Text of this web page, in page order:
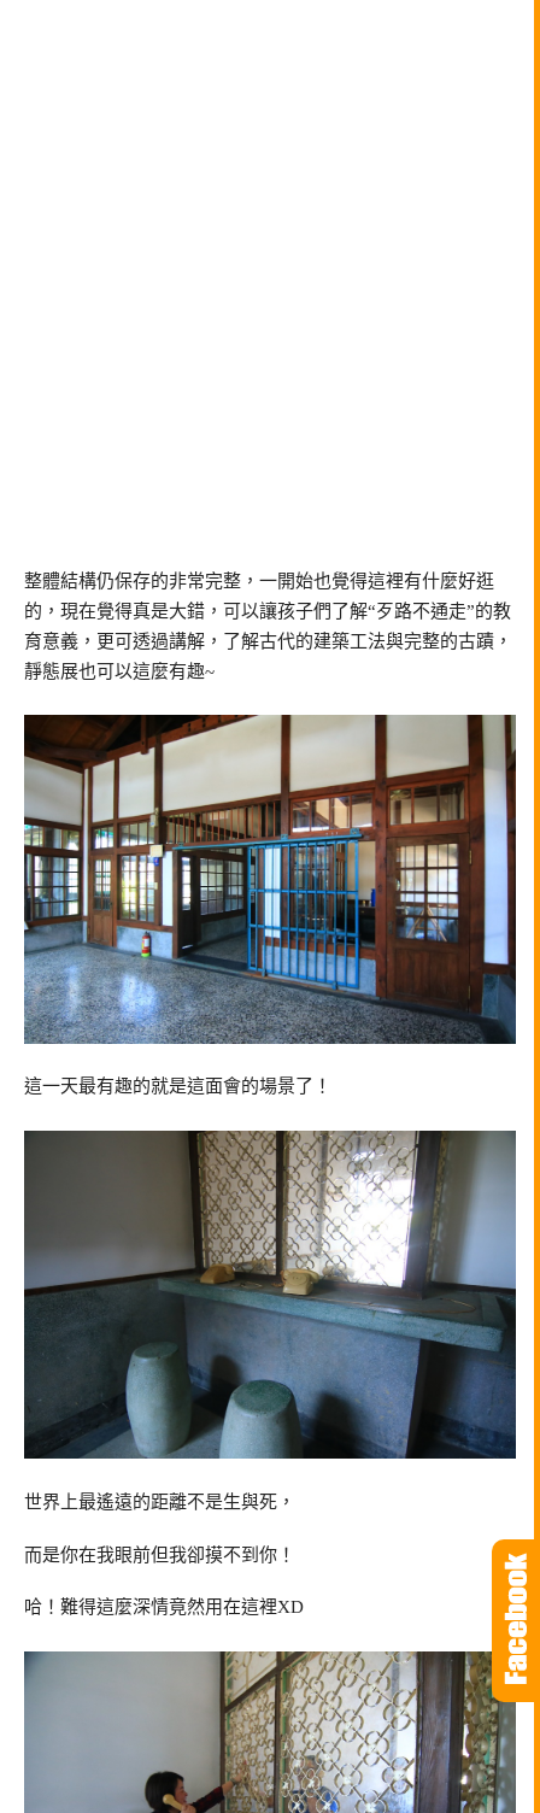
整體結構仍保存的非常完整，一開始也覺得這裡有什麼好逛
的，現在覺得真是大錯，可以讓孩子們了解“歹路不通走”的教
育意義，更可透過講解，了解古代的建築工法與完整的古蹟，
靜態展也可以這麼有趣~
這一天最有趣的就是這面會的場景了！
世界上最遙遠的距離不是生與死，
而是你在我眼前但我卻摸不到你！
哈！難得這麼深情竟然用在這裡XD